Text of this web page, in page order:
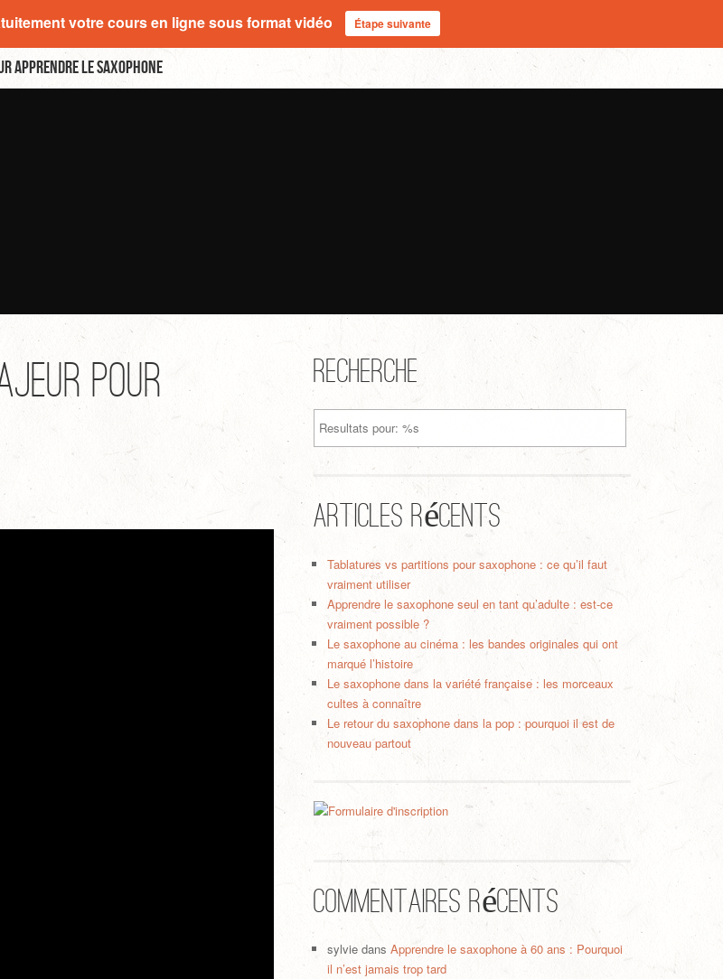
apprendre le saxophone
pour
Recherche
Articles récents
Tablatures vs partitions pour saxophone : ce qu’il faut
vraiment utiliser
Apprendre le saxophone seul en tant qu’adulte : est-ce
vraiment possible ?
Le saxophone au cinéma : les bandes originales qui ont
marqué l’histoire
Le saxophone dans la variété française : les morceaux
cultes à connaître
Le retour du saxophone dans la pop : pourquoi il est de
nouveau partout
Commentaires récents
sylvie dansApprendre le saxophone à 60 ans : Pourquoi
il n’est jamais trop tard
votre cours en ligne sous format vidéo Étape suivante